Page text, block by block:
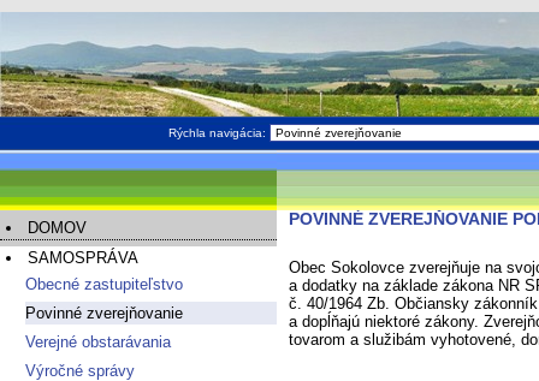
Rýchla navigácia:
DOMOV
SAMOSPRÁVA
Obecné zastupiteľstvo
Povinné zverejňovanie
Verejné obstarávania
Výročné správy
POVINNÉ ZVEREJŇOVANIE
Obec Sokolovce zverejňuje na
a dodatky na základe zákona NR
č. 40/1964 Zb. Občiansky
a dopĺňajú niektoré zákony.
tovarom a služibám vyhotovené,